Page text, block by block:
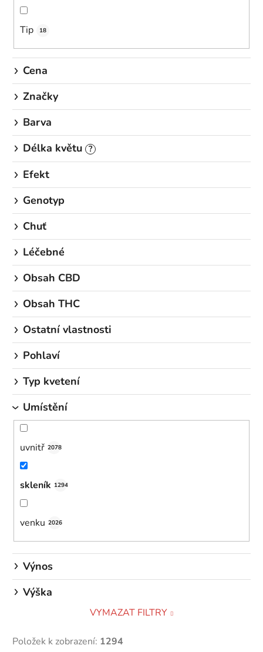
Tip 18
Cena
Značky
Barva
Délka květu ?
Efekt
Genotyp
Chuť
Léčebné
Obsah CBD
Obsah THC
Ostatní vlastnosti
Pohlaví
Typ kvetení
Umístění
uvnitř 2078
skleník 1294
venku 2026
Výnos
Výška
VYMAZAT FILTRY
Položek k zobrazení: 1294